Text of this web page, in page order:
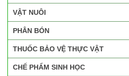
VẬT NUÔI
PHÂN BÓN
THUỐC BẢO VỆ THỰC VẬT
CHẾ PHẨM SINH HỌC